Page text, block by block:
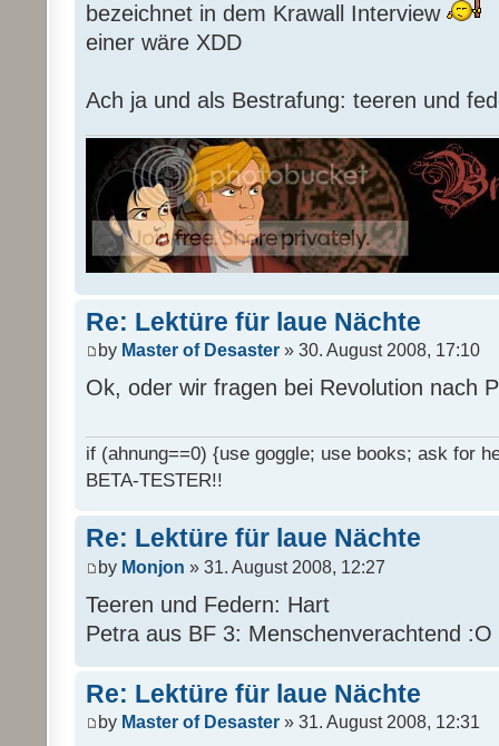
bezeichnet in dem Krawall Interview
einer wäre XDD
Ach ja und als Bestrafung: teeren und
Re: Lektüre für laue Nächte
by Master of Desaster » 30. August 2008, 17:10
Ok, oder wir fragen bei Revolution nach
if (ahnung==0) {use goggle; use books; ask for
BETA-TESTER!!
Re: Lektüre für laue Nächte
by Monjon » 31. August 2008, 12:27
Teeren und Federn: Hart
Petra aus BF 3: Menschenverachtend :O
Re: Lektüre für laue Nächte
by Master of Desaster » 31. August 2008, 12:31